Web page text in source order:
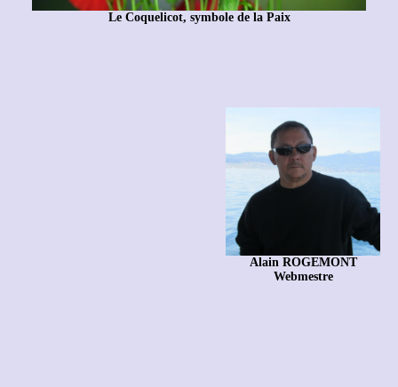
Le Coquelicot, symbole de la Paix
Alain ROGEMONT
Webmestre